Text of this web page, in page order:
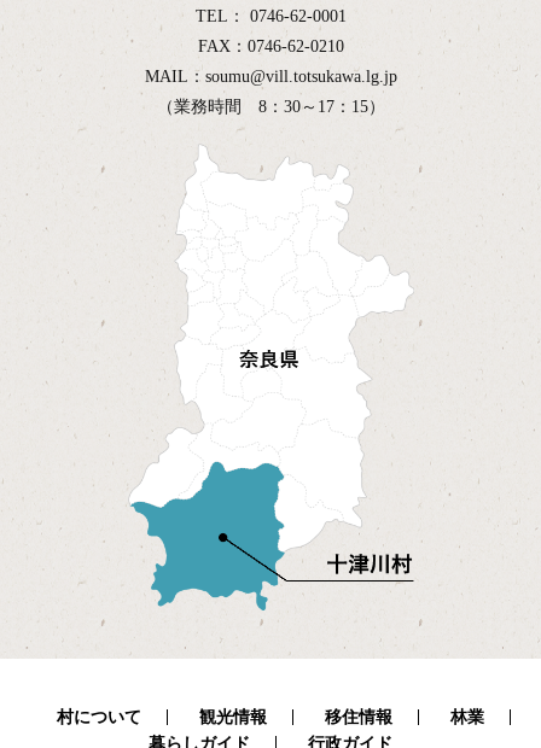
TEL： 0746-62-0001
FAX： 0746-62-0210
MAIL： soumu@vill.totsukawa.lg.jp
（業務時間 8：30～17：15）
村について 観光情報 移住情報
林業
暮らしガイド
行政ガイド